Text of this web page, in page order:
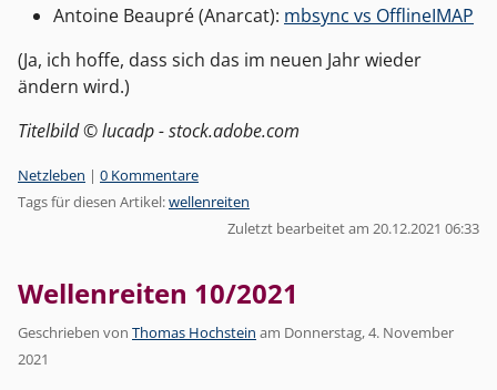
Antoine Beaupré (Anarcat): mbsync vs OfflineIMAP
(Ja, ich hoffe, dass sich das im neuen Jahr wieder
ändern wird.)
Titelbild © lucadp - stock.adobe.com
Kategorien:
Netzleben | 0 Kommentare
Tags für diesen Artikel:wellenreiten
Zuletzt bearbeitet am 20.12.2021 06:33
Wellenreiten 10/2021
Geschrieben von Thomas Hochstein am Donnerstag, 4. November
2021